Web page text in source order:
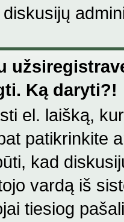
Ką daryti?!
el. laišką,
patikrinkite
kad
vardą iš
tiesiog